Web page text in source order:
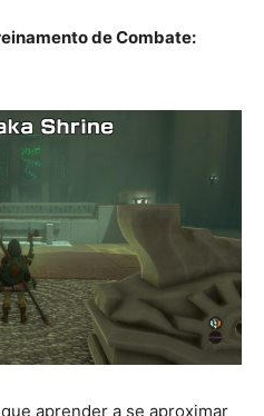
de Combate:
aprender a se aproximar